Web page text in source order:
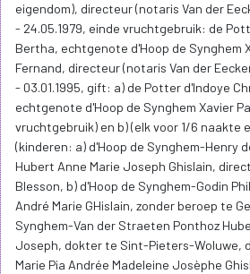
eigendom), directeur (notaris Van der
- 24.05.1979, einde vruchtgebruik: de
Bertha, echtgenote d'Hoop de Synghem
Fernand, directeur (notaris Van der
- 03.01.1995, gift: a) de Potter d'Indoye
echtgenote d'Hoop de Synghem Xavier
vruchtgebruik) en b) (elk voor 1/6 naakte
(kinderen: a) d'Hoop de Synghem-Henry
Hubert Anne Marie Joseph Ghislain,
Blesson, b) d'Hoop de Synghem-Godin
André Marie GHislain, zonder beroep te
Synghem-Van der Straeten Ponthoz
Joseph, dokter te Sint-Pieters-Woluwe,
Marie Pia Andrée Madeleine Josèphe